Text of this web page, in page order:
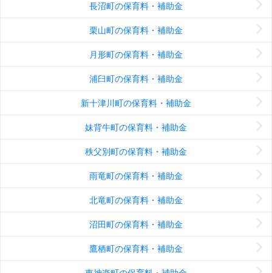
長沼町の保育料・補助金
栗山町の保育料・補助金
月形町の保育料・補助金
浦臼町の保育料・補助金
新十津川町の保育料・補助金
妹背牛町の保育料・補助金
秩父別町の保育料・補助金
雨竜町の保育料・補助金
北竜町の保育料・補助金
沼田町の保育料・補助金
鷹栖町の保育料・補助金